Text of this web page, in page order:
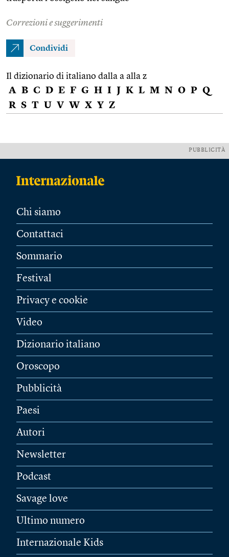
Correzioni e suggerimenti
Condividi
Il dizionario di italiano dalla a alla z
A B C D E F G H I J K L M N O P Q
R S T U V W X Y Z
PUBBLICITÀ
Chi siamo
Contattaci
Sommario
Festival
Privacy e cookie
Video
Dizionario italiano
Oroscopo
Pubblicità
Paesi
Autori
Newsletter
Podcast
Savage love
Ultimo numero
Internazionale Kids